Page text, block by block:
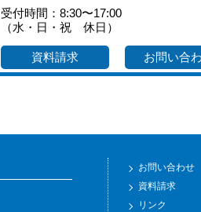
受付時間：8:30〜17:00
（水・日・祝 休日）
資料請求 お問い合
お問い合わせ
資料請求
リンク